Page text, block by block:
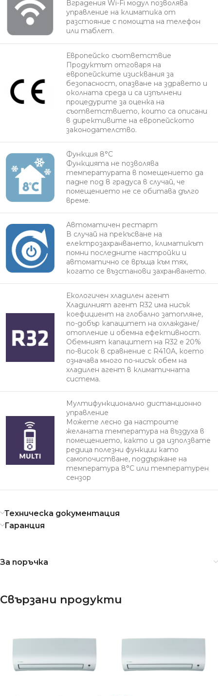
Вградения Wi-Fi модул позволява
управление на климатика от
разстояние с помощта на телефон
или таблет.
Европейско съответствие
Продуктът отговаря на
европейските изисквания за
безопасност, опазване на здравето и
околната среда и са изпълнени
процедурите за оценка на
съответствието, които са описани
в директивите на европейското
законодателство.
Функция 8°C
Функцията не позволява
температурата в помещението да
падне под 8 градуса в случай, че
помещението не се обитава дълго
време.
Автоматичен рестарт
В случай на прекъсване на
електрозахранването, климатикът
помни последните настройки и
автоматично се връща към тях,
когато се възстанови захранването.
Екологичен хладилен агент
Хладилният агент R32 има нисък
коефициент на глобално затопляне,
по-добър капацитет на охлаждане/
отопление и обемна ефективност.
Обемният капацитет на R32 е 20%
по-висок в сравнение с R410A, което
означава много по-нисък обем на
хладилен агент в климатичната
система.
Мултифункционално дистанционно
управление
Можете лесно да настроите
желаната температура на въздуха в
помещението, както и да използвате
редица полезни функции като
самопочистване, поддържане на
температура 8°С или температурен
сензор
Техническа документация
Гаранция
За поръчка
Свързани продукти